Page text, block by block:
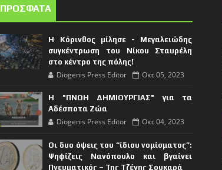
ΠΡΟΣΦΑΤΑ
Η Κόρινθος μίλησε - Μεγαλειώδης
συγκέντρωση του Νίκου Σταυρέλη
στο κέντρο της πόλης!
Diogenis Press Editor Οκτ 05, 2023
Η "ΠΝΟΗ ΔΗΜΙΟΥΡΓΙΑΣ" για τα
Αδέσποτα Ζώα
Diogenis Press Editor Οκτ 04, 2023
Οι δυο όψεις του “ίδιου νομίσματος”:
Ψηφίζεις Νανόπουλο και βγαίνει
Πνευματικός – Της Τζένης Σουκαρά